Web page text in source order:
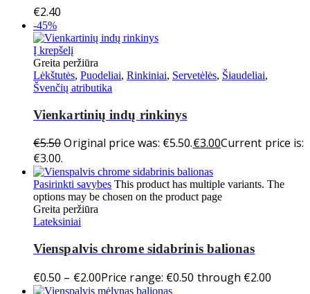
€2.40
-45%
Į krepšelį
Greita peržiūra
Lėkštutės, Puodeliai, Rinkiniai, Servetėlės, Šiaudeliai,
Švenčių atributika
Vienkartinių indų rinkinys
€5.50Original price was: €5.50.€3.00Current price is:
€3.00.
Pasirinkti savybes This product has multiple variants. The
options may be chosen on the product page
Greita peržiūra
Lateksiniai
Vienspalvis chrome sidabrinis balionas
€0.50 – €2.00Price range: €0.50 through €2.00